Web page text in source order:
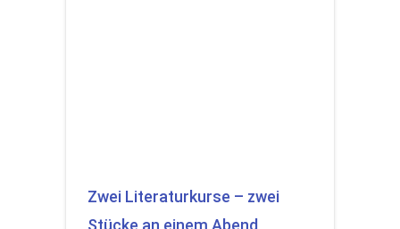
Zwei Literaturkurse – zwei
Stücke an einem Abend